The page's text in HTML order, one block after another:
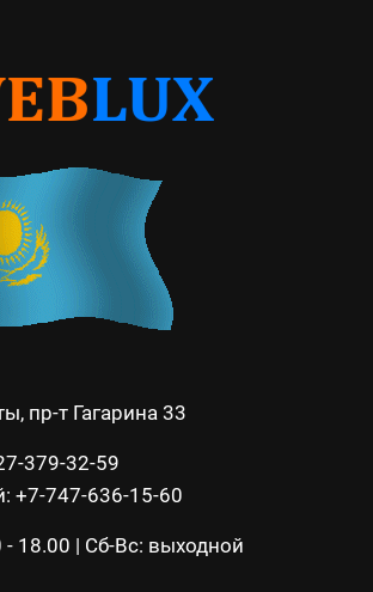
пр-т Гагарина 33
379-32-59
+7-747-636-15-60
- 18.00 | Сб-Вс: выходной